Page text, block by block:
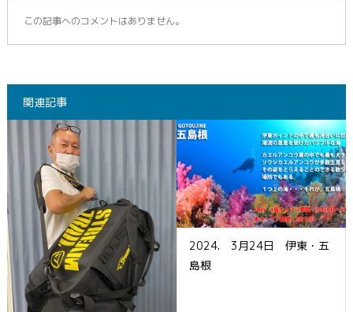
この記事へのコメントはありません。
関連記事
2024. 3月24日 伊東・五
島根